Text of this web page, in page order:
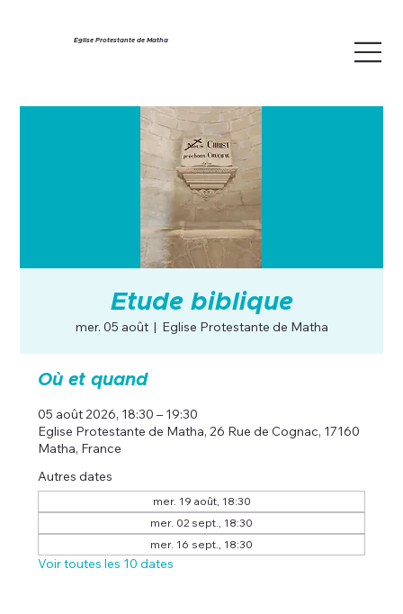
Eglise Protestante de Matha
Etude biblique
mer. 05 août
  |
Eglise Protestante de Matha
Où et quand
05 août 2026, 18:30 – 19:30
Eglise Protestante de Matha, 26 Rue de Cognac, 17160
Matha, France
Autres dates
mer. 19 août, 18:30
mer. 02 sept., 18:30
mer. 16 sept., 18:30
Voir toutes les 10 dates